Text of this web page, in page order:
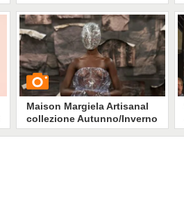
2025-2026
GUARDA
1955 • diStile e trend
Maison Margiela Artisanal
collezione Autunno/Inverno
2025-2026